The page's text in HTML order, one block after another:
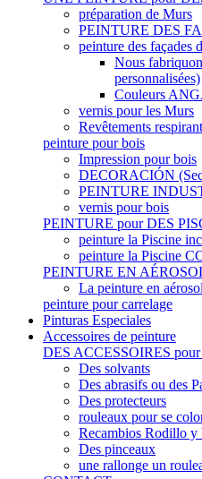
préparation de Murs
PEINTURE DES
peinture des façades
Nous
personnalisées)
Couleurs
vernis pour les Murs
Revêtements
peinture pour bois
Impression pour bois
DECORACIÓN
PEINTURE
vernis pour bois
PEINTURE pour DES
peinture la Piscine
peinture la Piscine
PEINTURE EN
La peinture en aérosol
peinture pour carrelage
Pinturas Especiales
Accessoires de peinture
DES ACCESSOIRES
Des solvants
Des abrasifs ou des
Des protecteurs
rouleaux pour se
Recambios Rodillo y
Des pinceaux
une rallonge un